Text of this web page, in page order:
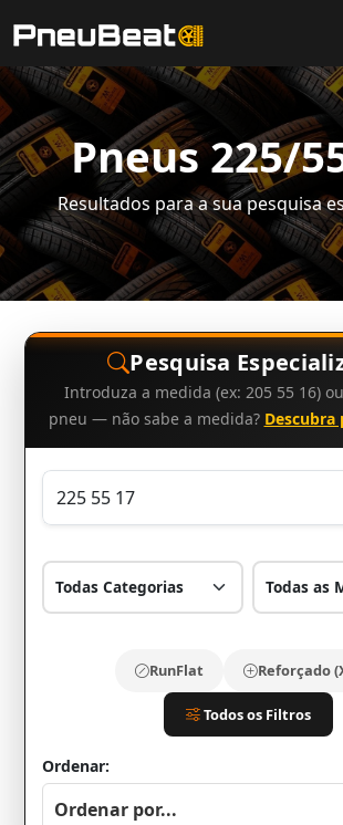
Pneus 225/
Resultados para a sua pesquisa
Pesquisa
Introduza a medida (ex: 205 55 16)
pneu — não sabe a medida? Descubra
RunFlat Reforçado
Todos os Filtros
Ordenar: